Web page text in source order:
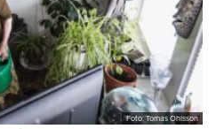
Foto: Tomas Ohlsson